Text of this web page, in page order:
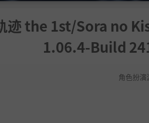
迹 the 1st/Sora no
1.06.4-Build
角色扮演